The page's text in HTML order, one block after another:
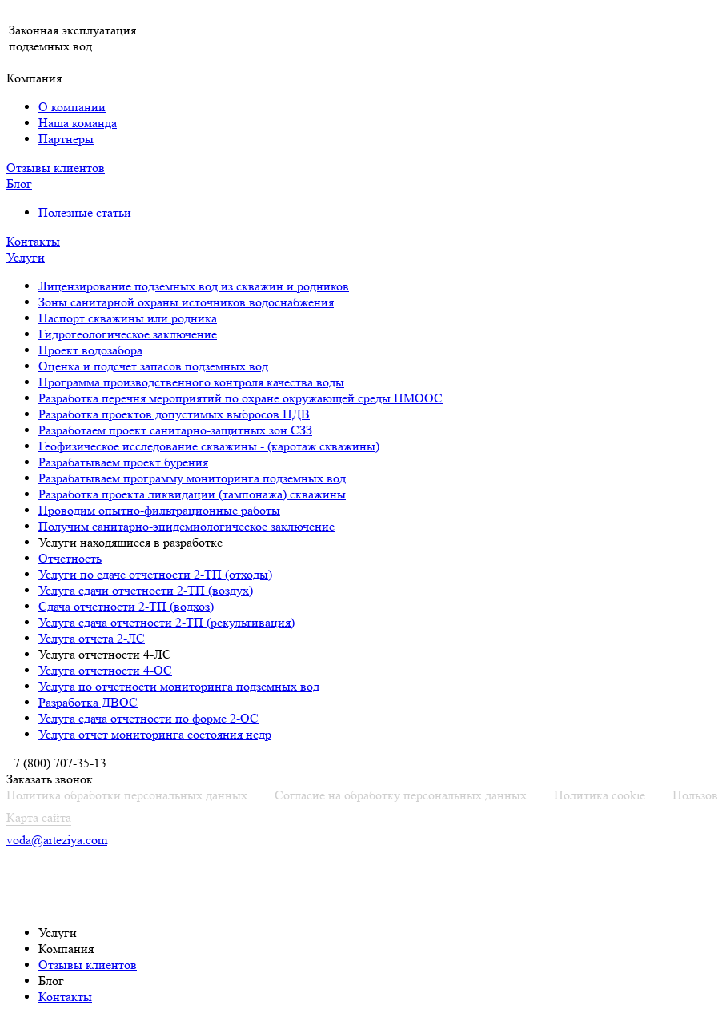
Законная эксплуатация
подземных вод
Компания
О компании
Наша команда
Партнеры
Отзывы клиентов
Блог
Полезные статьи
Контакты
Услуги
Лицензирование подземных вод из скважин и родников
Зоны санитарной охраны источников водоснабжения
Паспорт скважины или родника
Гидрогеологическое заключение
Проект водозабора
Оценка и подсчет запасов подземных вод
Программа производственного контроля качества воды
Разработка перечня мероприятий по охране окружающей среды ПМООС
Разработка проектов допустимых выбросов ПДВ
Разработаем проект санитарно-защитных зон СЗЗ
Геофизическое исследование скважины - (каротаж скважины)
Разрабатываем проект бурения
Разрабатываем программу мониторинга подземных вод
Разработка проекта ликвидации (тампонажа) скважины
Проводим опытно-фильтрационные работы
Получим санитарно-эпидемиологическое заключение
Услуги находящиеся в разработке
Отчетность
Услуги по сдаче отчетности 2-ТП (отходы)
Услуга сдачи отчетности 2-ТП (воздух)
Сдача отчетности 2-ТП (водхоз)
Услуга сдача отчетности 2-ТП (рекультивация)
Услуга отчета 2-ЛС
Услуга отчетности 4-ЛС
Услуга отчетности 4-ОС
Услуга по отчетности мониторинга подземных вод
Разработка ДВОС
Услуга сдача отчетности по форме 2-ОС
Услуга отчет мониторинга состояния недр
+7 (800) 707-35-13
Заказать звонок
Политика обработки персональных данных
Согласие на обработку персональных данных Политика cookie
Карта сайта
voda@arteziya.com
Услуги
Компания
Отзывы клиентов
Блог
Контакты